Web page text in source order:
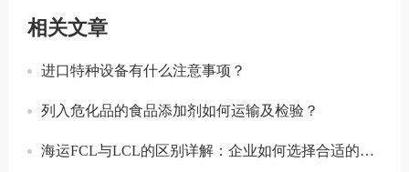
相关文章
进口特种设备有什么注意事项？
列入危化品的食品添加剂如何运输及检验？
海运FCL与LCL的区别详解：企业如何选择合适的运输方式？